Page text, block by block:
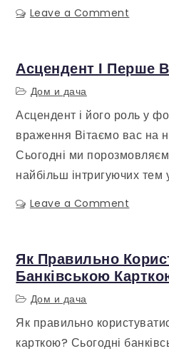
Leave a Comment
кава
на
енергію
Асцендент І Перше
Дом и дача
Асцендент і його роль у
враження Вітаємо вас на
Сьогодні ми
найбільш інтригуючих тем
Leave a Comment
перше
Як Правильно
Банківською
Дом и дача
Як правильно
карткою? Сьогодні